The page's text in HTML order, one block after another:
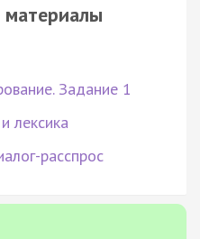
материалы
Задание 1
лексика
расспрос